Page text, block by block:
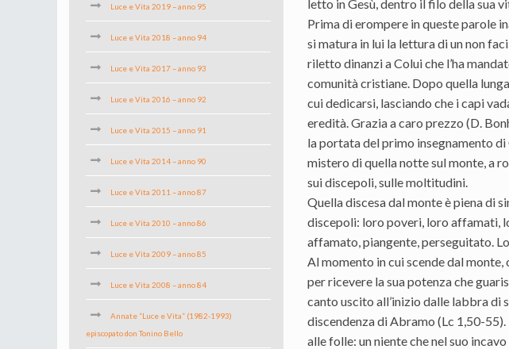
letto in Gesù, dentro il filo della sua
Prima di erompere in queste parole
si matura in lui la lettura di un non
riletto dinanzi a Colui che l’ha
comunità cristiane. Dopo quella
cui dedicarsi, lasciando che i capi
eredità. Grazia a caro prezzo (D.
la portata del primo insegnamento di
mistero di quella notte sul monte, a
sui discepoli, sulle moltitudini.
Quella discesa dal monte è piena di
discepoli: loro poveri, loro affamati,
affamato, piangente, perseguitato.
Al momento in cui scende dal
per ricevere la sua potenza che
canto uscito all’inizio dalle labbra di
discendenza di Abramo (Lc 1,50-
alle folle: un niente che nel suo
Luce e Vita 2019 – anno 95
Luce e Vita 2018 – anno 94
Luce e Vita 2017 – anno 93
Luce e Vita 2016 – anno 92
Luce e Vita 2015 – anno 91
Luce e Vita 2014 – anno 90
Luce e Vita 2011 – anno 87
Luce e Vita 2010 – anno 86
Luce e Vita 2009 – anno 85
Luce e Vita 2008 – anno 84
Annate “Luce e Vita” (1982-1993)
episcopato don Tonino Bello